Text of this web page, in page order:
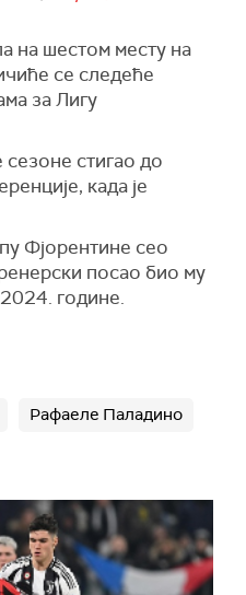
на шестом месту на
се следеће
за Лигу
стигао до
када је
Фјорентине сео
посао био му
године.
Рафаеле Паладино